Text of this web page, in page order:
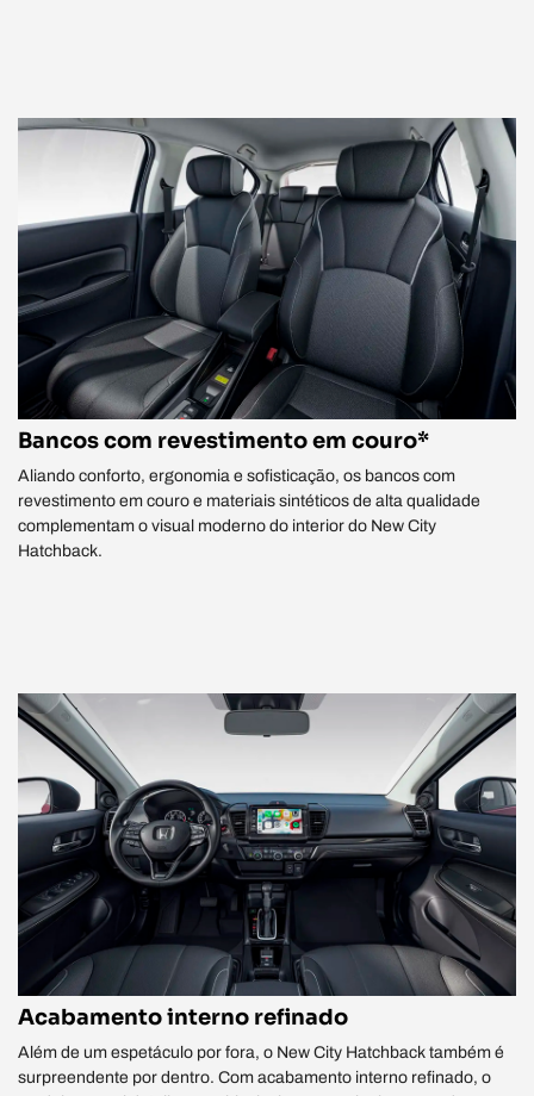
Bancos com revestimento em couro*
Aliando conforto, ergonomia e sofisticação, os bancos com
revestimento em couro e materiais sintéticos de alta qualidade
complementam o visual moderno do interior do New City
Hatchback.
Acabamento interno refinado
Além de um espetáculo por fora, o New City Hatchback também é
surpreendente por dentro. Com acabamento interno refinado, o